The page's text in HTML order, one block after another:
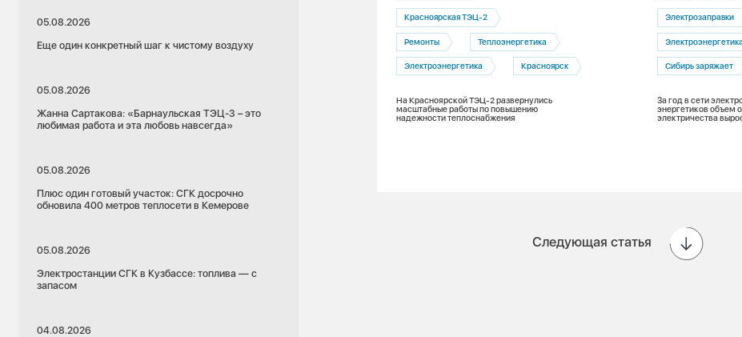
05.08.2026
Еще один конкретный шаг к чистому воздуху
05.08.2026
Жанна Сартакова: «Барнаульская ТЭЦ-3 – это
любимая работа и эта любовь навсегда»
05.08.2026
Плюс один готовый участок: СГК досрочно
обновила 400 метров теплосети в Кемерове
05.08.2026
Электростанции СГК в Кузбассе: топлива — с
запасом
04.08.2026
Красноярская ТЭЦ-3
благодаря вводу новых мощностей
Красноярская ТЭЦ-2
Ремонты Теплоэнергетика
Электроэнергетика Красноярск
На Красноярской ТЭЦ-2 развернулись
масштабные работы по повышению
надежности теплоснабжения
Электрозаправки
Электроэнергетика
Сибирь заряжает
За год в сети
энергетиков объем
электричества
Следующая статья